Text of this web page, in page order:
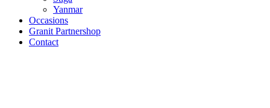
Yanmar
Occasions
Granit Partnershop
Contact